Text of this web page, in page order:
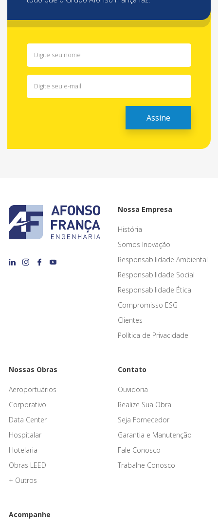
Nossa Empresa
História
Somos Inovação
Responsabilidade Ambiental
Responsabilidade Social
Responsabilidade Ética
Compromisso ESG
Clientes
Política de Privacidade
Nossas Obras
Aeroportuários
Corporativo
Data Center
Hospitalar
Hotelaria
Obras LEED
+ Outros
Contato
Ouvidoria
Realize Sua Obra
Seja Fornecedor
Garantia e Manutenção
Fale Conosco
Trabalhe Conosco
Acompanhe